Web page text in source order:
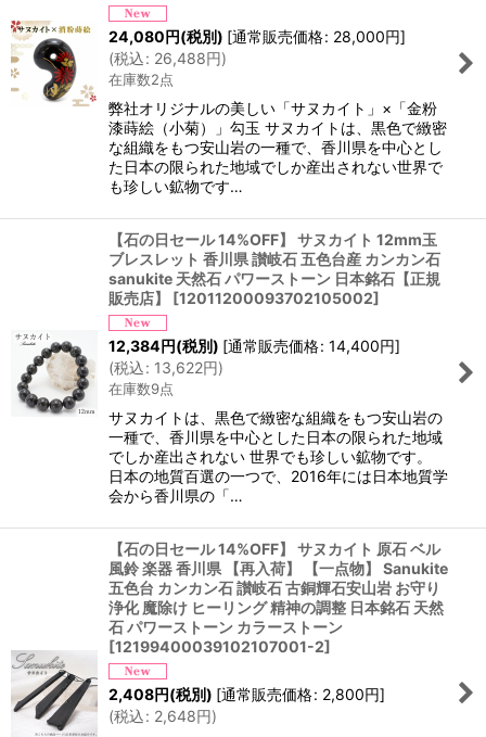
24,080円(税別) [通常販売価格: 28,000円]
(税込: 26,488円)
在庫数2点
弊社オリジナルの美しい「サヌカイト」×「金粉
漆蒔絵（小菊）」勾玉 サヌカイトは、黒色で緻密
な組織をもつ安山岩の一種で、香川県を中心とし
た日本の限られた地域でしか産出されない世界で
も珍しい鉱物です…
【石の日セール 14%OFF】 サヌカイト 12mm玉
ブレスレット 香川県 讃岐石 五色台産 カンカン石
sanukite 天然石 パワーストーン 日本銘石【正規
販売店】
[12011200093702105002]
12,384円(税別) [通常販売価格: 14,400円]
(税込: 13,622円)
在庫数9点
サヌカイトは、黒色で緻密な組織をもつ安山岩の
一種で、香川県を中心とした日本の限られた地域
でしか産出されない 世界でも珍しい鉱物です。
日本の地質百選の一つで、2016年には日本地質学
会から香川県の「…
【石の日セール 14%OFF】 サヌカイト 原石 ベル
風鈴 楽器 香川県 【再入荷】 【一点物】 Sanukite
五色台 カンカン石 讃岐石 古銅輝石安山岩 お守り
浄化 魔除け ヒーリング 精神の調整 日本銘石 天然
石 パワーストーン カラーストーン
[12199400039102107001-2]
2,408円(税別) [通常販売価格: 2,800円]
(税込: 2,648円)